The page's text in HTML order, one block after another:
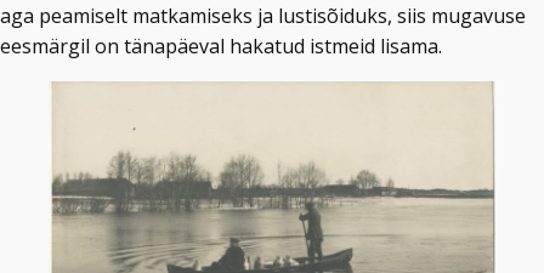
aga peamiselt matkamiseks ja lustisõiduks, siis mugavuse
eesmärgil on tänapäeval hakatud istmeid lisama.